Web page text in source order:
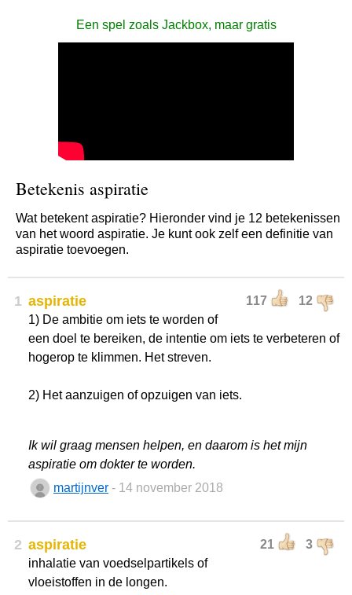
Een spel zoals Jackbox, maar gratis
Betekenis aspiratie
Wat betekent aspiratie? Hieronder vind je 12 betekenissen
van het woord aspiratie. Je kunt ook zelf een definitie van
aspiratie toevoegen.
1 117 12
aspiratie
1) De ambitie om iets te worden of
een doel te bereiken, de intentie om iets te verbeteren of
hogerop te klimmen. Het streven.
2) Het aanzuigen of opzuigen van iets.
Ik wil graag mensen helpen, en daarom is het mijn
aspiratie om dokter te worden.
martijnver - 14 november 2018
2 21 3
aspiratie
inhalatie van voedselpartikels of
vloeistoffen in de longen.